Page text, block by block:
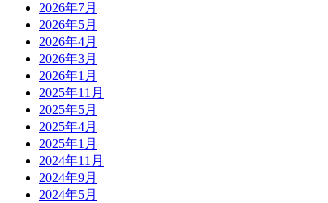
2026年7月
2026年5月
2026年4月
2026年3月
2026年1月
2025年11月
2025年5月
2025年4月
2025年1月
2024年11月
2024年9月
2024年5月